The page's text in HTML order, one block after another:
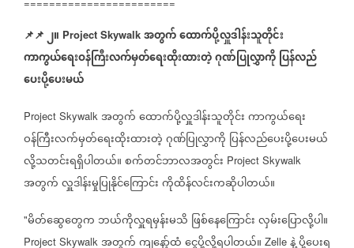
📌📌၂။ Project Skywalk အတွက်ထောက်ပို့လှူဒါန်းသူတိုင်း
ကာကွယ်ရေးဝန်ကြီးလက်မှတ်ရေးထိုးထားတဲ့ဂုဏ်ပြုလွှာကိုပြန်လည်
ပေးပို့ပေးမယ်
Project Skywalk အတွက်ထောက်ပို့လှူဒါန်းသူတိုင်းကာကွယ်ရေး
ဝန်ကြီးလက်မှတ်ရေးထိုးထားတဲ့ဂုဏ်ပြုလွှာကို ပြန်လည်ပေးပို့ပေးမယ်
လို့သတင်းရရှိပါတယ်။စက်တင်ဘာလအတွင်း Project Skywalk
အတွက်လှူဒါန်းမှုပြုနိုင်ကြောင်းကိုထိန်လင်းကဆိုပါတယ်။
"မိတ်ဆွေတွေက ဘယ်ကိုလှူရမှန်းမသိ ဖြစ်နေကြောင်းလှမ်းပြောလို့ပါ။
Project Skywalk အတွက်ကျနော့်ထံငွေပို့လို့ရပါတယ်။ Zelle နဲ့ပို့ပေးရ